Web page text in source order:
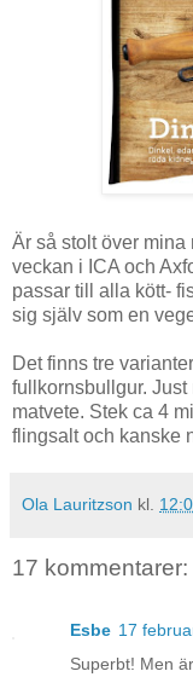
Är så stolt över mina
veckan i ICA och
passar till alla kött-
sig själv som en
Det finns tre
fullkornsbullgur.
matvete. Stek ca 4
flingsalt och kanske
Ola Lauritzson kl.
17 kommentarer:
Esbe 17
Superbt! Men